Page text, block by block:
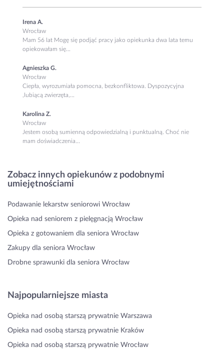
Irena A.
Wrocław
Mam 56 lat Mogę się podjąć pracy jako opiekunka dwa lata temu
opiekowałam się...
Agnieszka G.
Wrocław
Ciepła, wyrozumiała pomocna, bezkonfliktowa. Dyspozycyjna
,lubiącą zwierzęta,...
Karolina Z.
Wrocław
Jestem osobą sumienną odpowiedzialną i punktualną. Choć nie
mam doświadczenia...
Zobacz innych opiekunów z podobnymi
umiejętnościami
Podawanie lekarstw seniorowi Wrocław
Opieka nad seniorem z pielęgnacją Wrocław
Opieka z gotowaniem dla seniora Wrocław
Zakupy dla seniora Wrocław
Drobne sprawunki dla seniora Wrocław
Najpopularniejsze miasta
Opieka nad osobą starszą prywatnie Warszawa
Opieka nad osobą starszą prywatnie Kraków
Opieka nad osobą starszą prywatnie Wrocław